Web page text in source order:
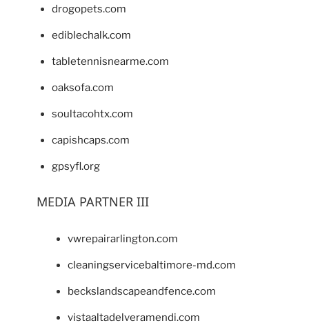
drogopets.com
ediblechalk.com
tabletennisnearme.com
oaksofa.com
soultacohtx.com
capishcaps.com
gpsyfl.org
MEDIA PARTNER III
vwrepairarlington.com
cleaningservicebaltimore-md.com
beckslandscapeandfence.com
vistaaltadelveramendi.com